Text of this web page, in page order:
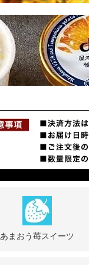
あまおう苺スイーツ